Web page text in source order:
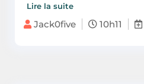
Lire la suite
Jack0five 10h11